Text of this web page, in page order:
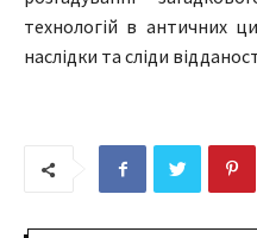
технологій в античних
наслідки та сліди